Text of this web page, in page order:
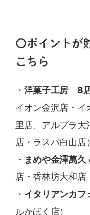
〇ポイントが
こちら
・洋菓子工房 8
イオン金沢店・
里店、アルプラ大
店・ラスパ白山店）
・ まめや金澤萬久
店・香林坊大和店
・ イタリアンカフ
ルかほく店）